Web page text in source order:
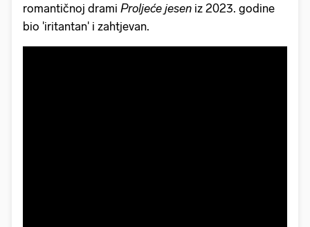
romantičnoj drami Proljeće jesen iz 2023. godine
bio 'iritantan' i zahtjevan.